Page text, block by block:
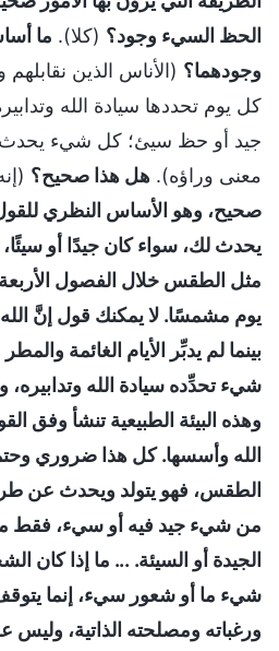
الحظ السيء وجود؟ (كلا). ما
وجودهما؟ (الأناس الذين نقابلهم
كل يوم تحددها سيادة الله
جيد أو حظ سيئ؛ كل شيء يحدث
معنى وراؤه). هل هذا صحيح؟
صحيح، وهو الأساس النظري
يحدث لك، سواء كان جيدًا أو
مثل الطقس خلال الفصول
يوم مشمسًا. لا يمكنك قول إنَّ الله
بينما لم يدبِّر الأيام الغائمة
شيء تحدِّده سيادة الله وتدابيره،
وهذه البيئة الطبيعية تنشأ وفق
الله وأسسها. كل هذا ضروري
الطقس، فهو يتولد ويحدث عن
من شيء جيد فيه أو سيء، فقط
الجيدة أو السيئة. ... ما إذا كان
شيء ما أو شعور سيء، إنما يتوقف
ورغباته ومصلحته الذاتية،